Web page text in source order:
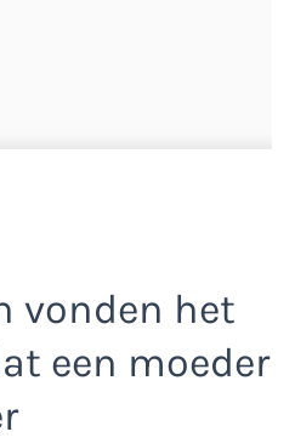
vonden het
een moeder